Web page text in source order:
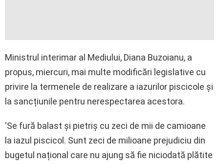
Ministrul interimar al Mediului, Diana Buzoianu, a
propus, miercuri, mai multe modificări legislative cu
privire la termenele de realizare a iazurilor piscicole și
la sancțiunile pentru nerespectarea acestora.
‘Se fură balast și pietriș cu zeci de mii de camioane
la iazul piscicol. Sunt zeci de milioane prejudiciu din
bugetul național care nu ajung să fie niciodată plătite